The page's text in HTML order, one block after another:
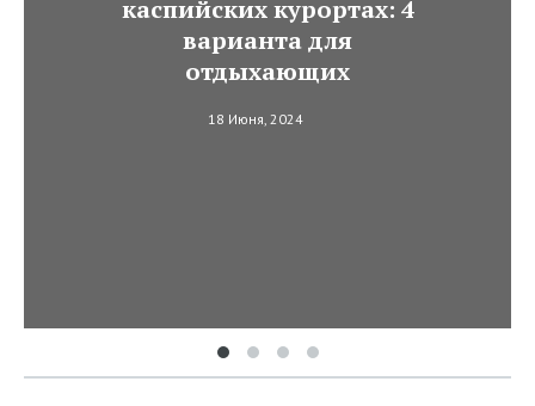
каспийских курортах: 4
варианта для
отдыхающих
18 Июня, 2024